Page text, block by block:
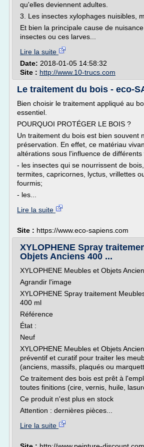
qu'elles deviennent adultes.
3. Les insectes xylophages nuisibles,
Et bien la principale cause de
insectes ou ces larves...
Lire la suite
Date: 2018-01-05 14:58:32
Site : http://www.10-trucs.com
Le traitement du bois - eco-
Bien choisir le traitement appliqué au
essentiel.
POURQUOI PROTÉGER LE BOIS ?
Un traitement du bois est bien souvent
préservation. En effet, ce matériau
altérations sous l'influence de différents
- les insectes qui se nourrissent de
termites, capricornes, lyctus, vrillettes
fourmis;
- les...
Lire la suite
Site : https://www.eco-sapiens.com
XYLOPHENE Spray
Objets Anciens 400 ...
XYLOPHENE Meubles et Objets
Agrandir l'image
XYLOPHENE Spray traitement
400 ml
Référence
État :
Neuf
XYLOPHENE Meubles et Objets
préventif et curatif pour traiter les
(anciens, massifs, plaqués ou
Ce traitement des bois est prêt à
toutes finitions (cire, vernis, huile,
Ce produit n'est plus en stock
Attention : dernières pièces...
Lire la suite